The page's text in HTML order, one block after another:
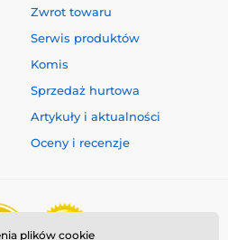
kąt" oznacza multipozycyjną
taśma nie zacina
kierunku, nawet
Ci na idealną kontrolę. Czas
z poczuciem wolności.
dla Ciebie, ale przede
Zwrot towaru
Serwis produktów
Komis
Sprzedaż hurtowa
Artykuły i aktualności
Oceny i recenzje
plików cookie